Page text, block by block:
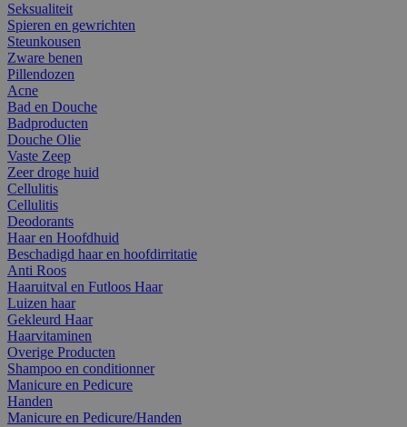
Seksualiteit
Spieren en gewrichten
Steunkousen
Zware benen
Pillendozen
Acne
Bad en Douche
Badproducten
Douche Olie
Vaste Zeep
Zeer droge huid
Cellulitis
Cellulitis
Deodorants
Haar en Hoofdhuid
Beschadigd haar en hoofdirritatie
Anti Roos
Haaruitval en Futloos Haar
Luizen haar
Gekleurd Haar
Haarvitaminen
Overige Producten
Shampoo en conditionner
Manicure en Pedicure
Handen
Manicure en Pedicure/Handen